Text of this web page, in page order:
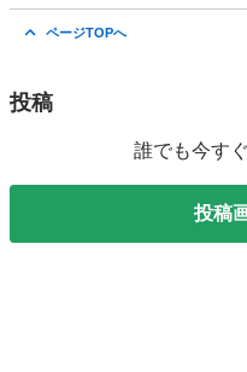
ページTOPへ
投稿
誰でも今す
投稿